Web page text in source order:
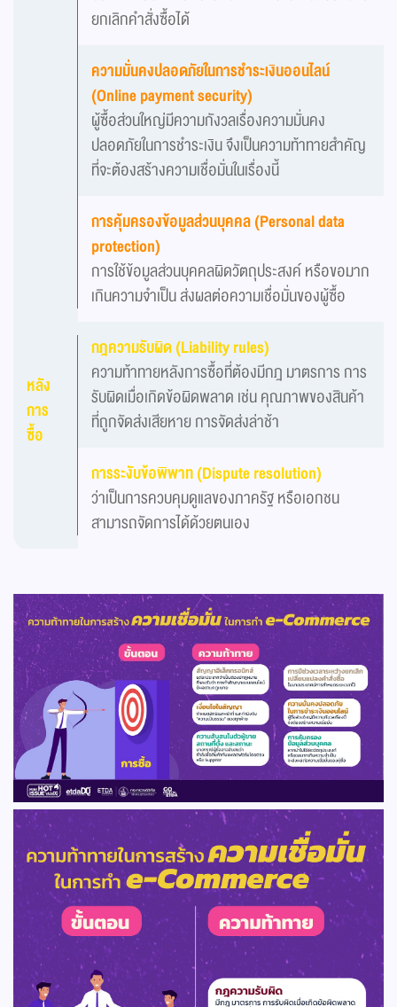
ยกเลิกคำสั่งซื้อได้
ความมั่นคงปลอดภัยในการชำระเงินออนไลน์
(Online payment security)
ผู้ซื้อส่วนใหญ่มีความกังวลเรื่องความมั่นคง
ปลอดภัยในการชำระเงิน จึงเป็นความท้าทายสำคัญ
ที่จะต้องสร้างความเชื่อมั่นในเรื่องนี้
การคุ้มครองข้อมูลส่วนบุคคล (Personal data
protection)
การใช้ข้อมูลส่วนบุคคลผิดวัตถุประสงค์ หรือขอมาก
เกินความจำเป็น ส่งผลต่อความเชื่อมั่นของผู้ซื้อ
หลัง
การ
ซื้อ
กฎความรับผิด (Liability rules)
ความท้าทายหลังการซื้อที่ต้องมีกฎ มาตรการ การ
รับผิดเมื่อเกิดข้อผิดพลาด เช่น คุณภาพของสินค้า
ที่ถูกจัดส่งเสียหาย การจัดส่งล่าช้า
การระงับข้อพิพาท (Dispute resolution)
ว่าเป็นการควบคุมดูแลของภาครัฐ หรือเอกชน
สามารถจัดการได้ด้วยตนเอง